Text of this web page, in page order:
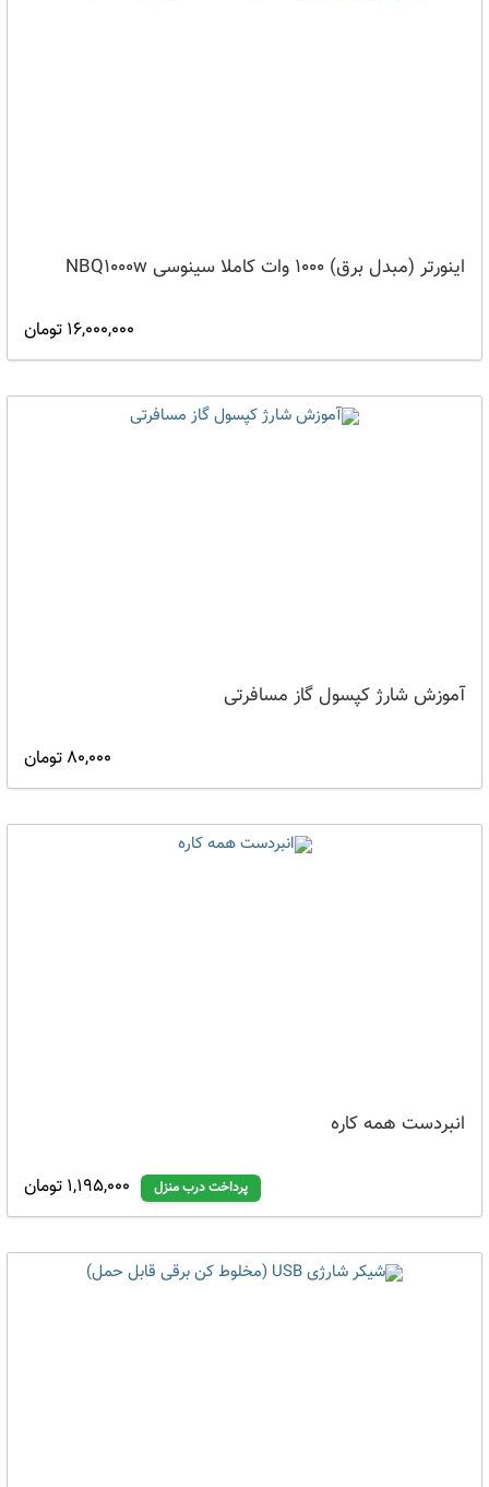
اینورتر (مبدل برق) 1000 وات کاملا سینوسی NBQ1000w
16,000,000 تومان
آموزش شارژ کپسول گاز مسافرتی
80,000 تومان
انبردست همه کاره
1,195,000 تومان پرداخت درب منزل